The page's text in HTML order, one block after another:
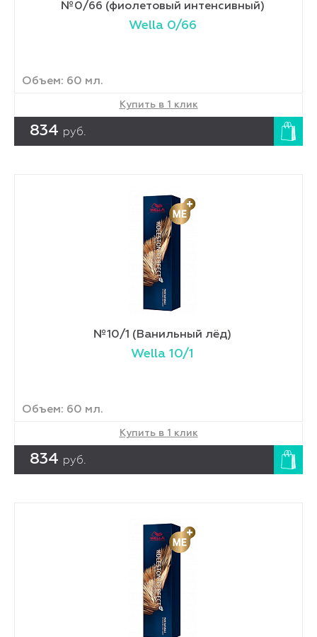
№0/66 (фиолетовый интенсивный)
Wella 0/66
Объем: 60 мл.
Купить в 1 клик
834 руб.
№10/1 (Ванильный лёд)
Wella 10/1
Объем: 60 мл.
Купить в 1 клик
834 руб.